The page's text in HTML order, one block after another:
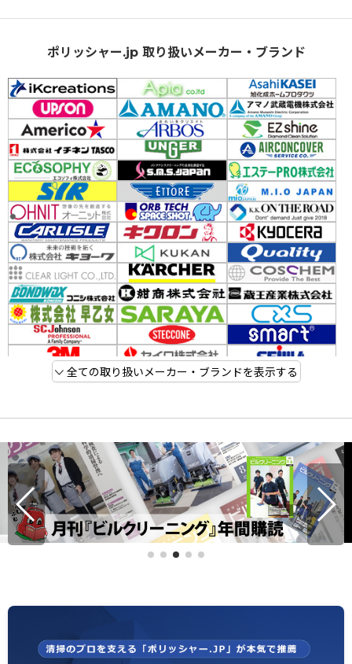
ポリッシャー.jp 取り扱いメーカー・ブランド
全ての取り扱いメーカー・ブランドを表示する